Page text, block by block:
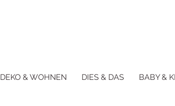
DEKO & WOHNEN DIES & DAS BABY &